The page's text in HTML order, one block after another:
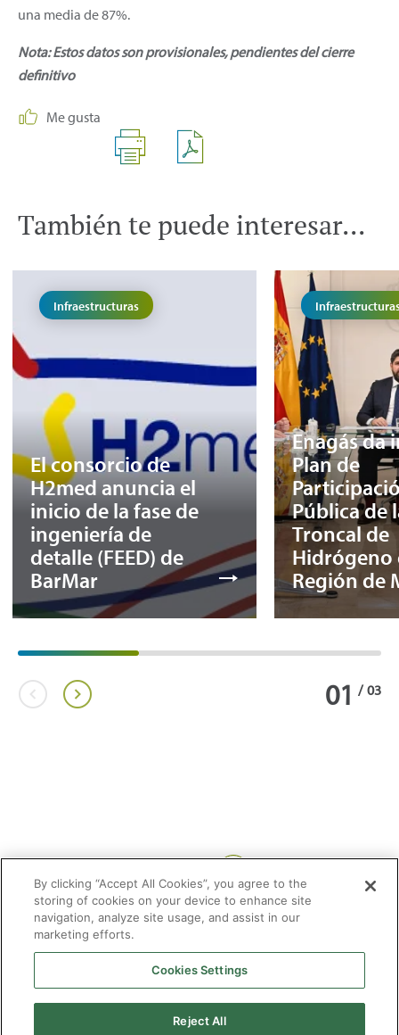
una media de 87%.
Nota: Estos datos son provisionales, pendientes del cierre
definitivo
Me gusta
También te puede interesar...
Infraestructuras
El consorcio de
H2med anuncia el
inicio de la fase de
ingeniería de
detalle (FEED) de
BarMar
Enagás da
Plan de
Pública de
Troncal de
Hidrógeno
Región de
01 / 03
By clicking “Accept All Cookies”, you agree to the
storing of cookies on your device to enhance site
navigation, analyze site usage, and assist in our
marketing efforts.
Cookies Settings
Reject All